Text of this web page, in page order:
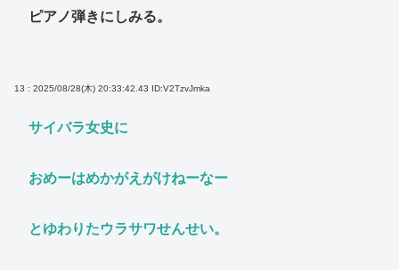
ピアノ弾きにしみる。
13 : 2025/08/28(木) 20:33:42.43 ID:V2TzvJmka
サイバラ女史に
おめーはめかがえがけねーなー
とゆわりたウラサワせんせい。